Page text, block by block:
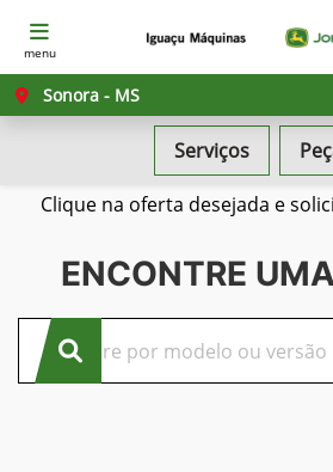
menu
Sonora - MS
Serviços
Confira nossas
Clique na oferta desejada e
ENCONTRE